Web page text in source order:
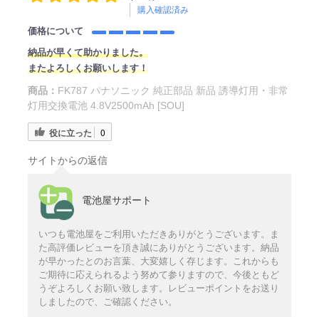
購入確認済み
価格について
納品が早くて助かりました。
またよろしくお願いします！
商品： FK787 パナソニック 純正部品 新品 誘導灯用・非常
灯用交換電池 4.8V2500mAh [SOU]
役に立った 0
サイトからの返信
電池屋サポート
いつも電池屋をご利用いただきありがとうございます。ま
た高評価レビューを頂き誠にありがとうございます。納品
が早かったとのお言葉、大変嬉しく存じます。これからも
ご期待に応えられるよう努めて参りますので、今後ともど
うぞよろしくお願い致します。レビューポイントをお送り
しましたので、ご確認ください。